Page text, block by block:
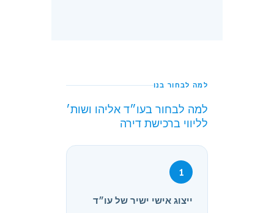
למה לבחור בנו
למה לבחור בעו״ד אליהו ושות׳
לליווי ברכישת דירה
1
ייצוג אישי ישיר של עו״ד